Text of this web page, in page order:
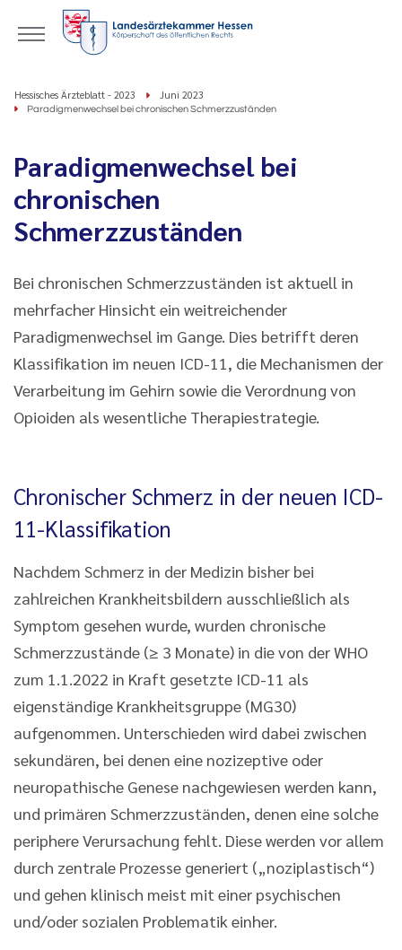
Hessisches Ärzteblatt - 2023 Juni 2023
Paradigmenwechsel bei chronischen Schmerzzuständen
Paradigmenwechsel bei
chronischen
Schmerzzuständen
Bei chronischen Schmerzzuständen ist aktuell in
mehrfacher Hinsicht ein weitreichender
Paradigmenwechsel im Gange. Dies betrifft deren
Klassifikation im neuen ICD-11, die Mechanismen der
Verarbeitung im Gehirn sowie die Verordnung von
Opioiden als wesentliche Therapiestrategie.
Chronischer Schmerz in der neuen ICD-
11-Klassifikation
Nachdem Schmerz in der Medizin bisher bei
zahlreichen Krankheitsbildern ausschließlich als
Symptom gesehen wurde, wurden chronische
Schmerzzustände (≥ 3 Monate) in die von der WHO
zum 1.1.2022 in Kraft gesetzte ICD-11 als
eigenständige Krankheitsgruppe (MG30)
aufgenommen. Unterschieden wird dabei zwischen
sekundären, bei denen eine nozizeptive oder
neuropathische Genese nachgewiesen werden kann,
und primären Schmerzzuständen, denen eine solche
periphere Verursachung fehlt. Diese werden vor allem
durch zentrale Prozesse generiert („noziplastisch“)
und gehen klinisch meist mit einer psychischen
und/oder sozialen Problematik einher.